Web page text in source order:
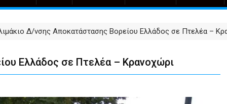
Δ/νσης Αποκατάστασης Βορείου Ελλάδος σε Πτελέα –
Ελλάδος σε Πτελέα – Κρανοχώρι